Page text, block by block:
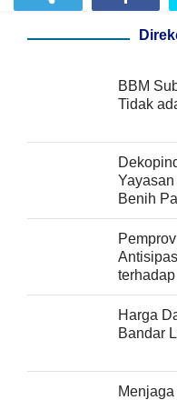
BBM
Tidak
Benih
Harga
Bandar